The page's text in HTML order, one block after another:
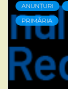
ANUNȚURI
PRIMĂRIA